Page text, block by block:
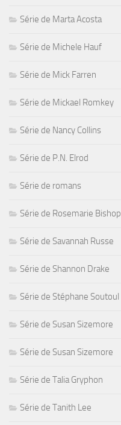
Série de Marta Acosta
Série de Michele Hauf
Série de Mick Farren
Série de Mickael Romkey
Série de Nancy Collins
Série de P.N. Elrod
Série de romans
Série de Rosemarie Bishop
Série de Savannah Russe
Série de Shannon Drake
Série de Stéphane Soutoul
Série de Susan Sizemore
Série de Susan Sizemore
Série de Talia Gryphon
Série de Tanith Lee